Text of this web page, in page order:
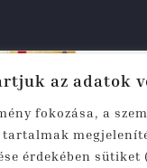
az adatok
fokozása, a
érdekében sütiket